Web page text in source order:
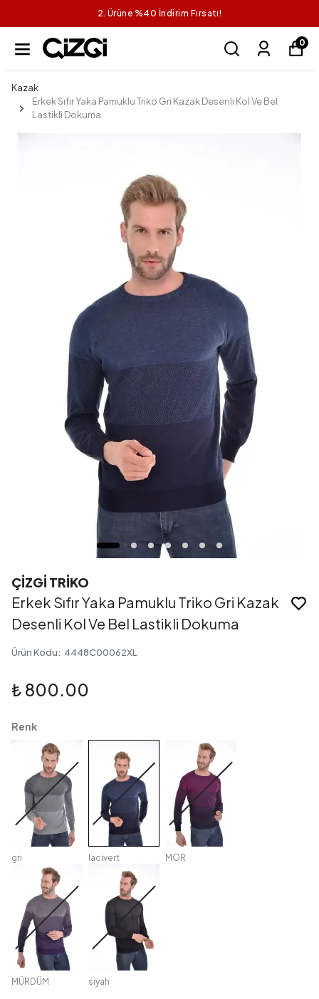
2. Ürüne %40 İndirim Fırsatı!
0
Kazak
Erkek Sıfır Yaka Pamuklu Triko Gri Kazak Desenli Kol Ve Bel
Lastikli Dokuma
ÇİZGİ TRİKO
Erkek Sıfır Yaka Pamuklu Triko Gri Kazak
Desenli Kol Ve Bel Lastikli Dokuma
Ürün Kodu: 4448C00062XL
₺ 800.00
Renk
gri lacivert MOR
MÜRDÜM siyah